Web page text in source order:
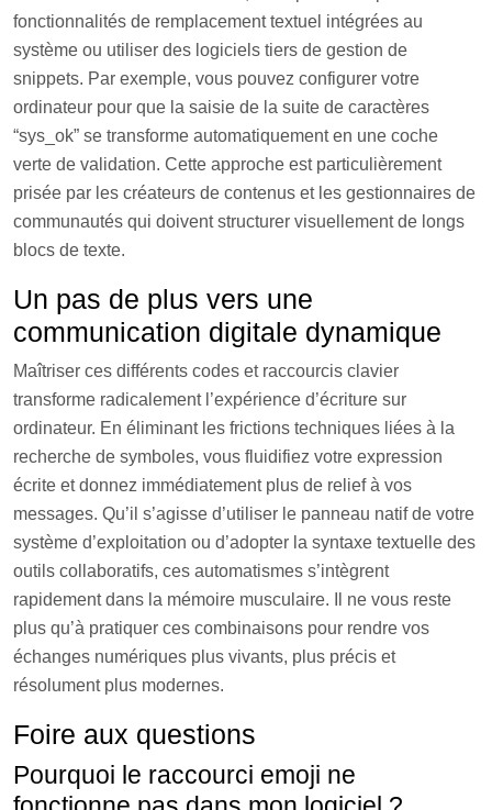
fonctionnalités de remplacement textuel intégrées au
système ou utiliser des logiciels tiers de gestion de
snippets. Par exemple, vous pouvez configurer votre
ordinateur pour que la saisie de la suite de caractères
“sys_ok” se transforme automatiquement en une coche
verte de validation. Cette approche est particulièrement
prisée par les créateurs de contenus et les gestionnaires de
communautés qui doivent structurer visuellement de longs
blocs de texte.
Un pas de plus vers une
communication digitale dynamique
Maîtriser ces différents codes et raccourcis clavier
transforme radicalement l’expérience d’écriture sur
ordinateur. En éliminant les frictions techniques liées à la
recherche de symboles, vous fluidifiez votre expression
écrite et donnez immédiatement plus de relief à vos
messages. Qu’il s’agisse d’utiliser le panneau natif de votre
système d’exploitation ou d’adopter la syntaxe textuelle des
outils collaboratifs, ces automatismes s’intègrent
rapidement dans la mémoire musculaire. Il ne vous reste
plus qu’à pratiquer ces combinaisons pour rendre vos
échanges numériques plus vivants, plus précis et
résolument plus modernes.
Foire aux questions
Pourquoi le raccourci emoji ne